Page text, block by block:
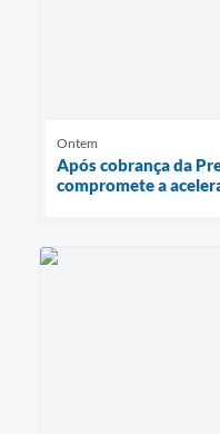
Ontem
Após cobrança da
compromete a